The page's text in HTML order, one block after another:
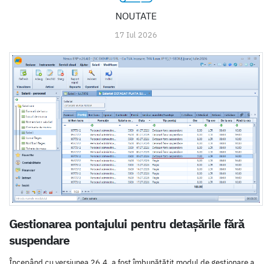
NOUTATE
17 Iul 2026
Gestionarea pontajului pentru detașările fără
suspendare